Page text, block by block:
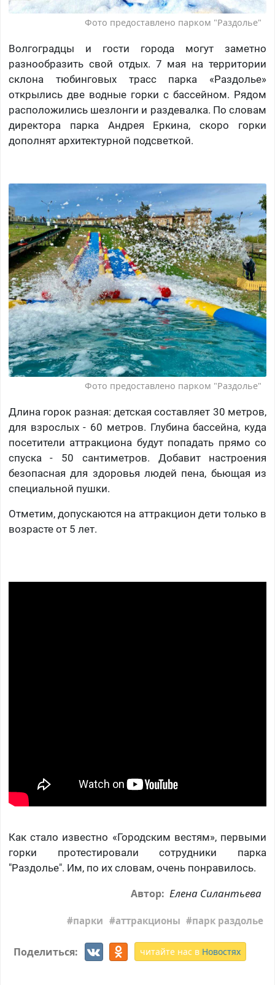
Фото предоставлено парком "Раздолье"
Волгоградцы и гости города могут заметно
разнообразить свой отдых. 7 мая на территории
склона тюбинговых трасс парка «Раздолье»
открылись две водные горки с бассейном. Рядом
расположились шезлонги и раздевалка. По словам
директора парка Андрея Еркина, скоро горки
дополнят архитектурной подсветкой.
Фото предоставлено парком "Раздолье"
Длина горок разная: детская составляет 30 метров,
для взрослых - 60 метров. Глубина бассейна, куда
посетители аттракциона будут попадать прямо со
спуска - 50 сантиметров. Добавит настроения
безопасная для здоровья людей пена, бьющая из
специальной пушки.
Отметим, допускаются на аттракцион дети только в
возрасте от 5 лет.
Как стало известно «Городским вестям», первыми
горки протестировали сотрудники парка
"Раздолье". Им, по их словам, очень понравилось.
Автор: Елена Силантьева
парки аттракционы парк раздолье
Поделиться: читайте нас в Новостях